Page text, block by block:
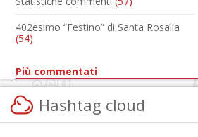
402esimo “Festino” di Santa Rosalia
(54)
Più commentati
Hashtag cloud